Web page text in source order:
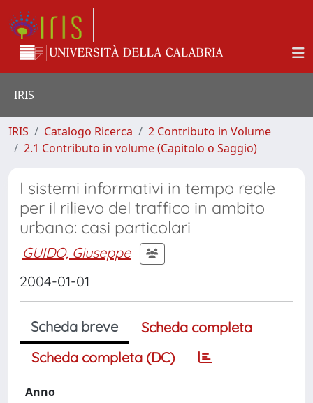
IRIS
IRIS Catalogo Ricerca
2 Contributo in Volume
2.1 Contributo in volume (Capitolo o Saggio)
I sistemi informativi in tempo reale
per il rilievo del traffico in ambito
urbano: casi particolari
GUIDO, Giuseppe
2004-01-01
Scheda breve
Scheda completa
Scheda completa (DC)
Anno